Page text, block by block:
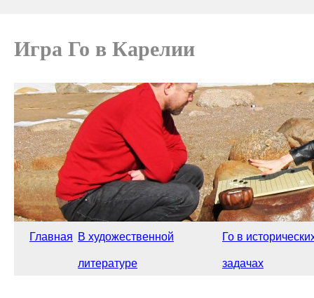
Игра Го в Карелии
Главная В художественной
литературе
Го в
задачах